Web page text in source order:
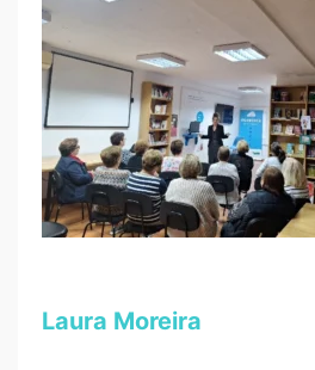
Laura Moreira